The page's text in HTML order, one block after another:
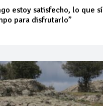
estoy satisfecho, lo que sí
para disfrutarlo”